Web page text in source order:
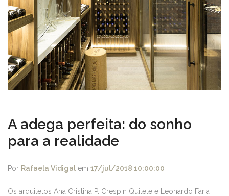
A adega perfeita: do sonho
para a realidade
Por Rafaela Vidigal em 17/jul/2018 10:00:00
Os arquitetos Ana Cristina P. Crespin Quitete e Leonardo Faria